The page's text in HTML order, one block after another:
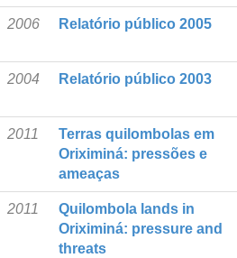
2006 Relatório público 2005
2004 Relatório público 2003
2011
Terras quilombolas em
Oriximiná: pressões e
ameaças
2011
Quilombola lands in
Oriximiná: pressure and
threats